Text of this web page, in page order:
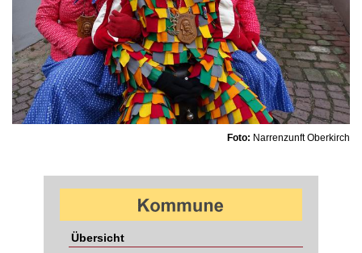
Foto: Narrenzunft Oberkirch
Übersicht